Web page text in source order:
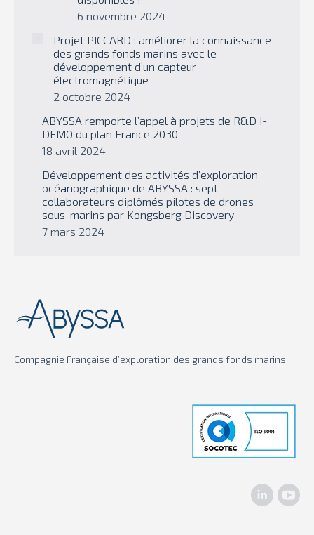
6 novembre 2024
Projet PICCARD : améliorer la connaissance
des grands fonds marins avec le
développement d’un capteur
électromagnétique
2 octobre 2024
ABYSSA remporte l’appel à projets de R&D I-
DEMO du plan France 2030
18 avril 2024
Développement des activités d’exploration
océanographique de ABYSSA : sept
collaborateurs diplômés pilotes de drones
sous-marins par Kongsberg Discovery
7 mars 2024
Compagnie Française d’exploration des grands fonds marins
LinkedIn